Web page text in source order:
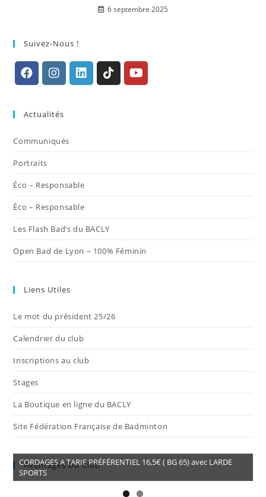
6 septembre 2025
Suivez-Nous !
un
nouvel
nouvel
Actualités
Communiqués
Portraits
Éco – Responsable
Éco – Responsable
Les Flash Bad’s du BACLY
Open Bad de Lyon – 100% Féminin
Liens Utiles
Le mot du président 25/26
Calendrier du club
Inscriptions au club
Stages
La Boutique en ligne du BACLY
Site Fédération Française de Badminton
Avantages Du Club
CORDAGES A TARIF PRÉFÉRENTIEL 16,5€ ( BG 65) avec LARDE
SPORTS